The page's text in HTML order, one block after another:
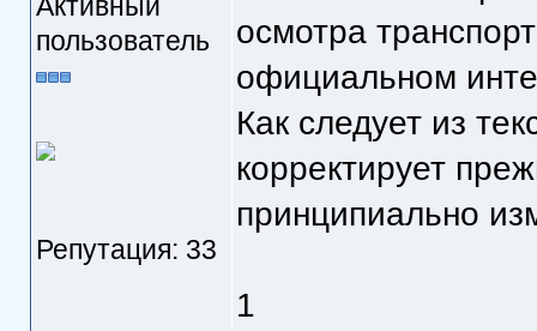
пользователь
Репутация: 33
осмотра
официальном
Как следует из
корректирует
принципиально
1